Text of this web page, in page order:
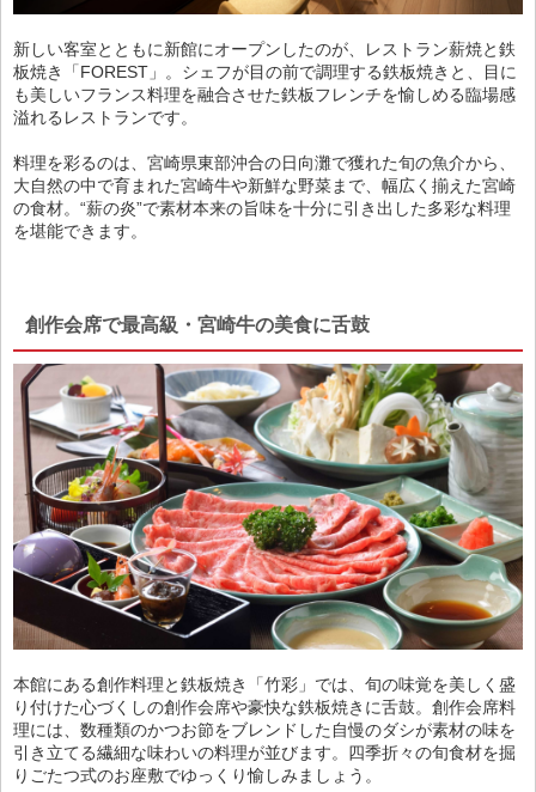
新しい客室とともに新館にオープンしたのが、レストラン薪焼と鉄
板焼き「FOREST」。シェフが目の前で調理する鉄板焼きと、目に
も美しいフランス料理を融合させた鉄板フレンチを愉しめる臨場感
溢れるレストランです。
料理を彩るのは、宮崎県東部沖合の日向灘で獲れた旬の魚介から、
大自然の中で育まれた宮崎牛や新鮮な野菜まで、幅広く揃えた宮崎
の食材。“薪の炎”で素材本来の旨味を十分に引き出した多彩な料理
を堪能できます。
創作会席で最高級・宮崎牛の美食に舌鼓
本館にある創作料理と鉄板焼き「竹彩」では、旬の味覚を美しく盛
り付けた心づくしの創作会席や豪快な鉄板焼きに舌鼓。創作会席料
理には、数種類のかつお節をブレンドした自慢のダシが素材の味を
引き立てる繊細な味わいの料理が並びます。四季折々の旬食材を掘
りごたつ式のお座敷でゆっくり愉しみましょう。